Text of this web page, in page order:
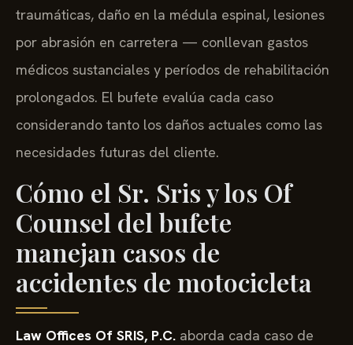
traumáticas, daño en la médula espinal, lesiones
por abrasión en carretera — conllevan gastos
médicos sustanciales y períodos de rehabilitación
prolongados. El bufete evalúa cada caso
considerando tanto los daños actuales como las
necesidades futuras del cliente.
Cómo el Sr. Sris y los Of
Counsel del bufete
manejan casos de
accidentes de motocicleta
Law Offices Of SRIS, P.C. aborda cada caso de